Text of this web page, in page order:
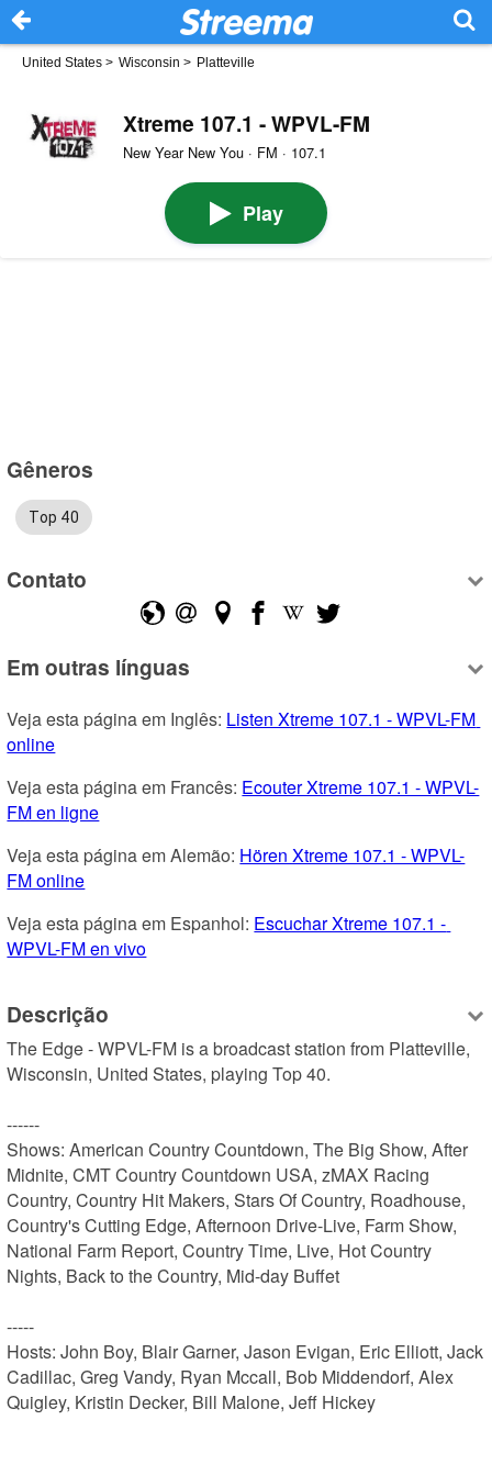
United States > Wisconsin > Platteville
Xtreme 107.1 - WPVL-FM
New Year New You · FM · 107.1
Play
Gêneros
Top 40
Contato
Em outras línguas
Veja esta página em Inglês: Listen Xtreme 107.1 - WPVL-FM
online
Veja esta página em Francês: Ecouter Xtreme 107.1 - WPVL-
FM en ligne
Veja esta página em Alemão: Hören Xtreme 107.1 - WPVL-
FM online
Veja esta página em Espanhol: Escuchar Xtreme 107.1 -
WPVL-FM en vivo
Descrição
The Edge - WPVL-FM is a broadcast station from Platteville,
Wisconsin, United States, playing Top 40.
------
Shows: American Country Countdown, The Big Show, After
Midnite, CMT Country Countdown USA, zMAX Racing
Country, Country Hit Makers, Stars Of Country, Roadhouse,
Country's Cutting Edge, Afternoon Drive-Live, Farm Show,
National Farm Report, Country Time, Live, Hot Country
Nights, Back to the Country, Mid-day Buffet
-----
Hosts: John Boy, Blair Garner, Jason Evigan, Eric Elliott, Jack
Cadillac, Greg Vandy, Ryan Mccall, Bob Middendorf, Alex
Quigley, Kristin Decker, Bill Malone, Jeff Hickey